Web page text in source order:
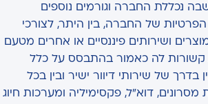
נכללת החברה וגורמים נוספים
של החברה, בין היתר, לצורכי
ושירותים פיננסיים או אחרים מטעם
לה כאמור בהתבסס על כלל
בדרך של שירותי דיוור ישיר ובין בכל
דוא"ל, פקסימיליה ומערכות חיוג